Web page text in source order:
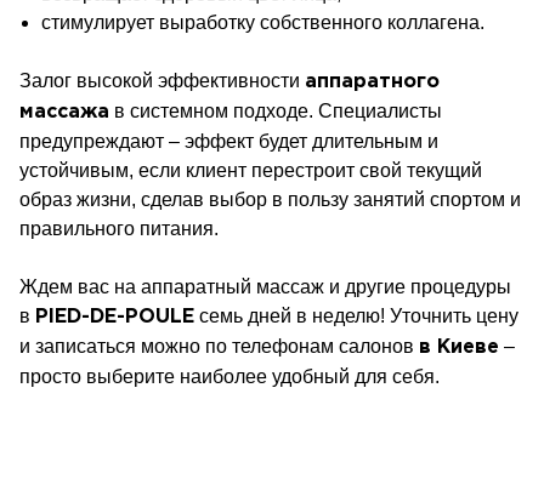
стимулирует выработку собственного коллагена.
Залог высокой эффективности аппаратного
массажа в системном подходе. Специалисты
предупреждают – эффект будет длительным и
устойчивым, если клиент перестроит свой текущий
образ жизни, сделав выбор в пользу занятий спортом и
правильного питания.
Ждем вас на аппаратный массаж и другие процедуры
в PIED-DE-POULE семь дней в неделю! Уточнить цену
и записаться можно по телефонам салонов в Киеве –
просто выберите наиболее удобный для себя.